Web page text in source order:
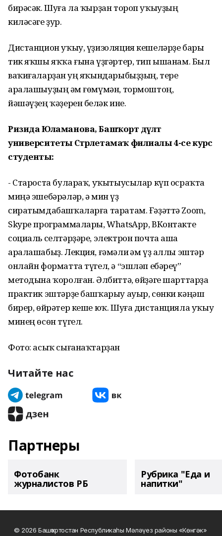
бирәсәк. Шуға ла ҡырҙан тороп уҡыуҙың
киләсәге ҙур.
Дистанцион уҡыу, үҙизоляция кешеләрҙе бары
тик яҡшы яҡҡа ғына үҙгәртер, тип ышанам. Был
ваҡиғаларҙан һуң яҡындарыбыҙҙың, тере
аралашыуҙың һәм ғөмүмән, тормоштоң,
йәшәүҙең ҡәҙерен белһәк ине.
Ризида Юламанова, Башҡорт дәүләт
университеты Стәрлетамаҡ филиалы 4-се курс
студенты:
- Староста булараҡ, уҡытыусылар күп осраҡта
миңә эшебәрәләр, ә мин үҙ
сиратымдабашҡаларға таратам. Ғәҙәттә Zoom,
Skype программалары, WhatsApp, ВКонтакте
социаль селтәрҙәре, электрон почта аша
аралашабыҙ. Лекция, ғәмәли һәм үҙ аллы эштәр
онлайн форматта түгел, ә “эшләп ебәреү”
методына ҡоролған. Әлбиттә, өйҙәге шарттарҙа
практик эштәрҙе башҡарыу ауыр, сөнки кәңәш
бирер, өйрәтер кеше юҡ. Шуға дистанцияла уҡыу
минең өсөн түгел.
Фото: асыҡ сығанаҡтарҙан
Читайте нас
Партнеры
Фотобанк
журналистов РБ
Рубрика "Еда и
напитки"
© 2026 Башҡортостан Республикаһы Мәләүез районы «Көнгәк»